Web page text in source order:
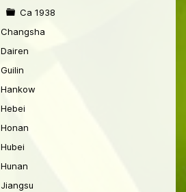
Ca 1938
Changsha
Dairen
Guilin
Hankow
Hebei
Honan
Hubei
Hunan
Jiangsu